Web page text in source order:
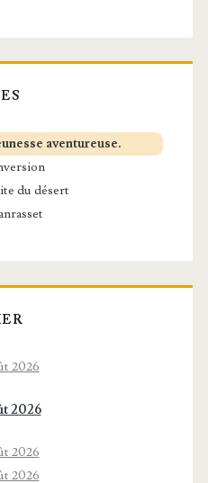
aventureuse.
du désert
2026
2026
2026
2026